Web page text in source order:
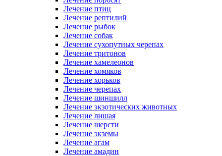
Лечение птиц
Лечение рептилий
Лечение рыбок
Лечение собак
Лечение сухопутных черепах
Лечение тритонов
Лечение хамелеонов
Лечение хомяков
Лечение хорьков
Лечение черепах
Лечение шиншилл
Лечение экзотических животных
Лечение лишая
Лечение шерсти
Лечение экземы
Лечение агам
Лечение амадин